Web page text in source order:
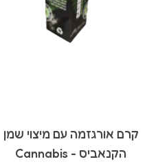
קרם אורגזמה עם מיצוי שמן
הקנאביס - Cannabis